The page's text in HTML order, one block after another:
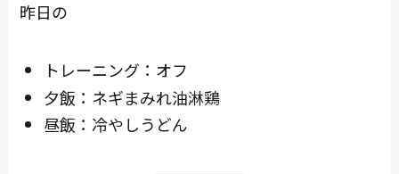
昨日の
トレーニング：オフ
夕飯：ネギまみれ油淋鶏
昼飯：冷やしうどん